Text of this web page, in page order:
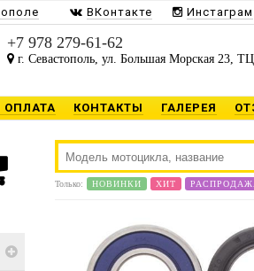
ВКонтакте Инстаграм
+7 978 279-61-62
г. Севастополь, ул. Большая Морская 23,
ОПЛАТА КОНТАКТЫ ГАЛЕРЕЯ
Только: НОВИНКИ ХИТ